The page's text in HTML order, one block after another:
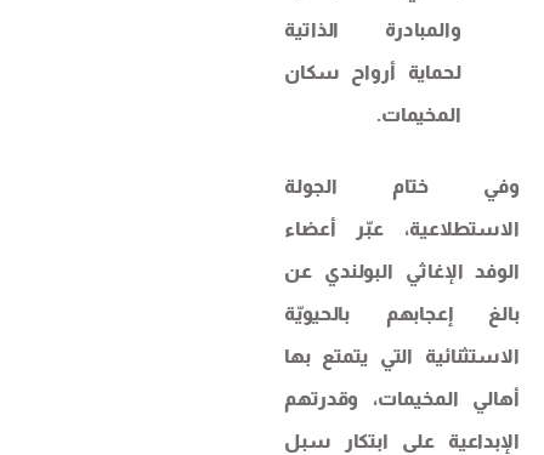
والمبادرة الذاتية
لحماية أرواح سكان
المخيمات.
وفي ختام الجولة
الاستطلاعية، عبّر أعضاء
الوفد الإغاثي البولندي عن
بالغ إعجابهم بالحيويّة
الاستثنائية التي يتمتع بها
أهالي المخيمات، وقدرتهم
الإبداعية على ابتكار سبل